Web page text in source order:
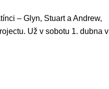
– Glyn, Stuart a Andrew,
Už v sobotu 1. dubna v